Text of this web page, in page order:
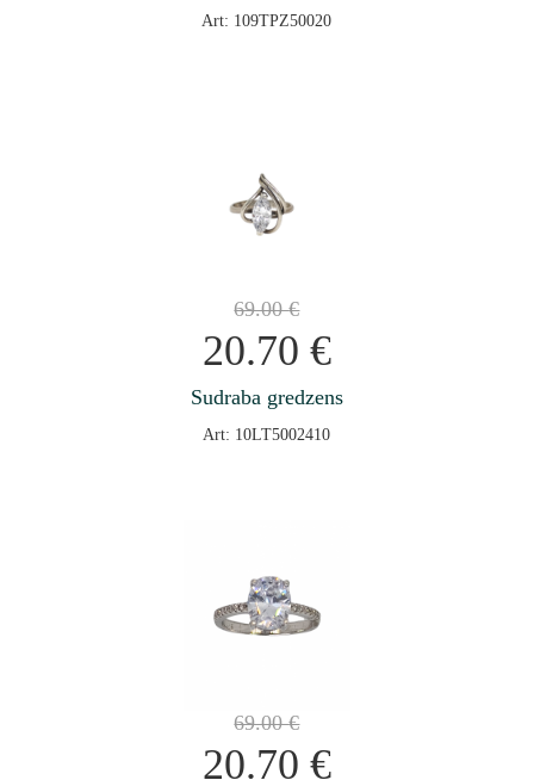
Art: 109TPZ50020
69.00€
20.70 €
Sudraba gredzens
Art: 10LT5002410
69.00€
20.70 €